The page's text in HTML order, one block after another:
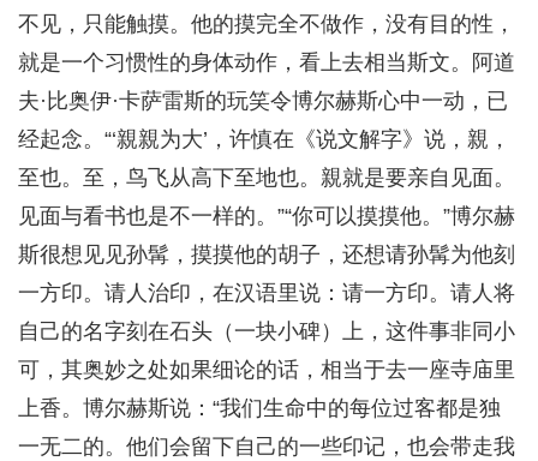
不见，只能触摸。他的摸完全不做作，没有目的性，
就是一个习惯性的身体动作，看上去相当斯文。阿道
夫·比奥伊·卡萨雷斯的玩笑令博尔赫斯心中一动，已
经起念。“‘親親为大’，许慎在《说文解字》说，親，
至也。至，鸟飞从高下至地也。親就是要亲自见面。
见面与看书也是不一样的。”“你可以摸摸他。”博尔赫
斯很想见见孙髯，摸摸他的胡子，还想请孙髯为他刻
一方印。请人治印，在汉语里说：请一方印。请人将
自己的名字刻在石头（一块小碑）上，这件事非同小
可，其奥妙之处如果细论的话，相当于去一座寺庙里
上香。博尔赫斯说：“我们生命中的每位过客都是独
一无二的。他们会留下自己的一些印记，也会带走我